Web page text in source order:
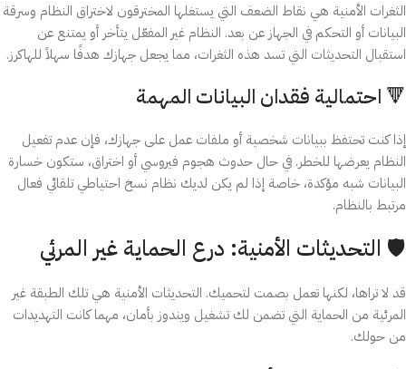
الثغرات الأمنية هي نقاط الضعف التي يستغلها المخترقون لاختراق النظام وسرقة
البيانات أو التحكم في الجهاز عن بعد. النظام غير المفعّل يتأخر أو يمتنع عن
استقبال التحديثات التي تسد هذه الثغرات، مما يجعل جهازك هدفًا سهلاً للهاكرز.
🔻 احتمالية فقدان البيانات المهمة
إذا كنت تحتفظ ببيانات شخصية أو ملفات عمل على جهازك، فإن عدم تفعيل
النظام يعرضها للخطر. في حال حدوث هجوم فيروسي أو اختراق، ستكون خسارة
البيانات شبه مؤكدة، خاصة إذا لم يكن لديك نظام نسخ احتياطي تلقائي فعال
مرتبط بالنظام.
🛡️ التحديثات الأمنية: درع الحماية غير المرئي
قد لا تراها، لكنها تعمل بصمت لتحميك. التحديثات الأمنية هي تلك الطبقة غير
المرئية من الحماية التي تضمن لك تشغيل ويندوز بأمان، مهما كانت التهديدات
من حولك.